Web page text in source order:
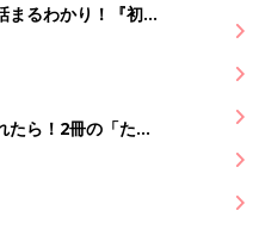
まるわかり！『初め
夏号』〈巻頭大特
たら！2冊の「たま